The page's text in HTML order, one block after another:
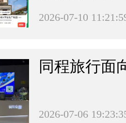
2026-07-10
同程旅行面
2026-07-06